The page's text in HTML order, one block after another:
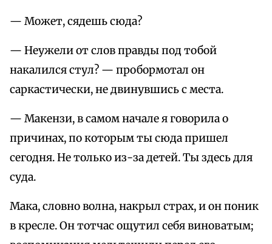
— Может, сядешь сюда?
— Неужели от слов правды под тобой
накалился стул? — пробормотал он
саркастически, не двинувшись с места.
— Макензи, в самом начале я говорила о
причинах, по которым ты сюда пришел
сегодня. Не только из-за детей. Ты здесь для
суда.
Мака, словно волна, накрыл страх, и он поник
в кресле. Он тотчас ощутил себя виноватым;